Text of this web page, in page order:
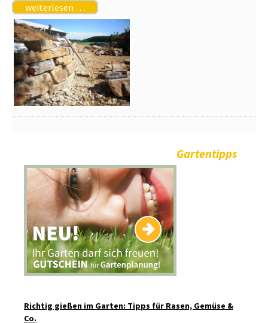
weiterlesen …
Gartentipps
Richtig gießen im Garten: Tipps für Rasen, Gemüse &
Co.